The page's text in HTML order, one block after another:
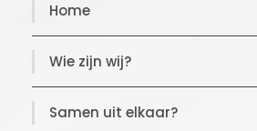
Home
Wie zijn wij?
Samen uit elkaar?